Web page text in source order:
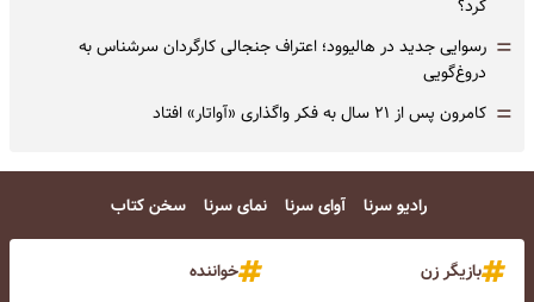
کرد؟
= رسوایی جدید در هالیوود؛ اعتراف جنجالی کارگردان سرشناس به
دروغ‌گویی
= کامرون پس از ۲۱ سال به فکر واگذاری «آواتار» افتاد
رادیو سرنا آوای سرنا نمای سرنا سخن کتاب
بازیگر زن
خواننده